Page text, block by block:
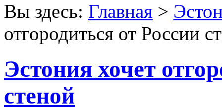
Вы здесь: Главная >
отгородиться от России
Эстония хочет
стеной